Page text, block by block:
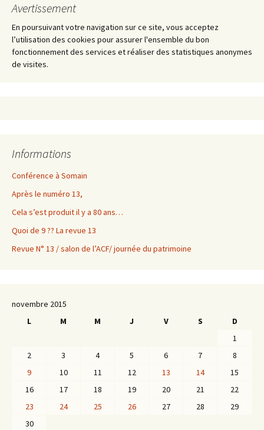
Avertissement
En poursuivant votre navigation sur ce site, vous acceptez
l’utilisation des cookies pour assurer l'ensemble du bon
fonctionnement des services et réaliser des statistiques anonymes
de visites.
Informations
Conférence à Somain
Après le numéro 13,
Cela s’est produit il y a 80 ans…
Quoi de 9 ?? La revue 13
Revue N° 13 / salon de l’ACF/ journée du patrimoine
novembre 2015
L
M M J V S
D
1
2
3 4 5 6 7
8
9
10 11 12 13 14
15
16
17 18 19 20 21
22
23
24 25 26 27 28
29
30